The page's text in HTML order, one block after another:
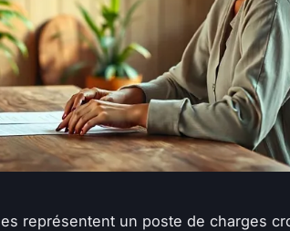
représentent un poste de charges